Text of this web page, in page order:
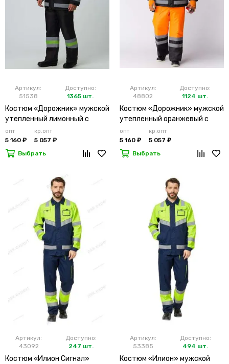
Артикул:
51538
Доступно:
1365 шт.
Костюм «Дорожник» мужской
утепленный лимонный с
брюками
опт
5 160 ₽
кр.опт
5 057 ₽
Выбрать
Артикул:
48802
Доступно:
1124 шт.
Костюм «Дорожник» мужской
утепленный оранжевый с
брюками
опт
5 160 ₽
кр.опт
5 057 ₽
Выбрать
Артикул:
43092
Доступно:
247 шт.
Костюм «Илион Сигнал»
Артикул:
53385
Доступно:
494 шт.
Костюм «Илион» мужской